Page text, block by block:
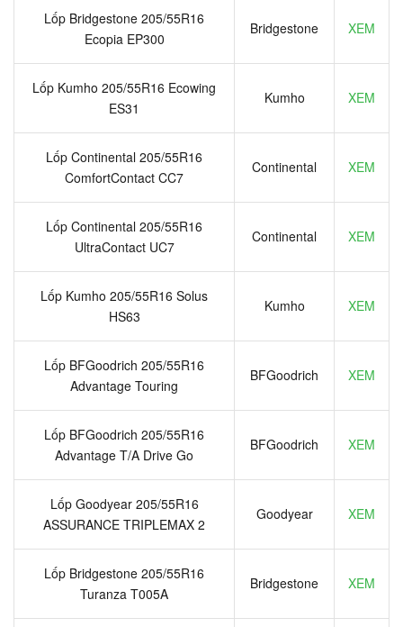
Lốp Bridgestone 205/55R16
Ecopia EP300
Bridgestone XEM
Lốp Kumho 205/55R16 Ecowing
ES31
Kumho XEM
Lốp Continental 205/55R16
ComfortContact CC7
Continental XEM
Lốp Continental 205/55R16
UltraContact UC7
Continental XEM
Lốp Kumho 205/55R16 Solus
HS63
Kumho XEM
Lốp BFGoodrich 205/55R16
Advantage Touring
BFGoodrich XEM
Lốp BFGoodrich 205/55R16
Advantage T/A Drive Go
BFGoodrich XEM
Lốp Goodyear 205/55R16
ASSURANCE TRIPLEMAX 2
Goodyear XEM
Lốp Bridgestone 205/55R16
Turanza T005A
Bridgestone XEM